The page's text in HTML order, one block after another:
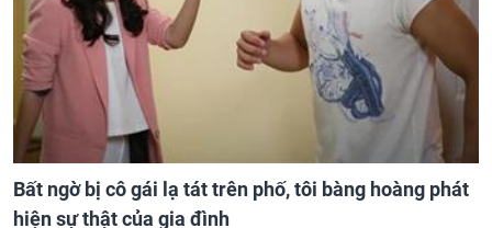
Bất ngờ bị cô gái lạ tát trên phố, tôi bàng hoàng phát
hiện sự thật của gia đình